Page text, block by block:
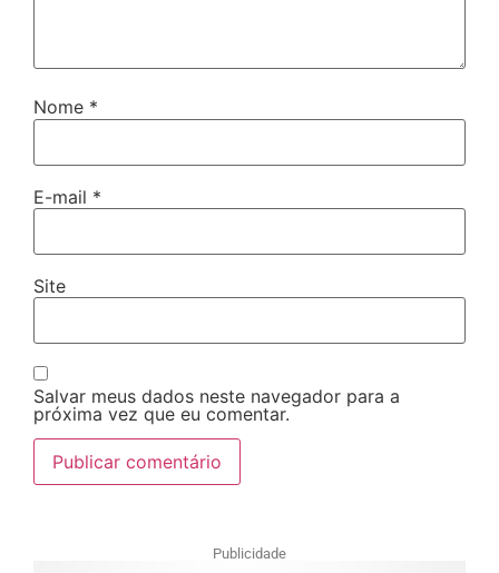
Nome *
E-mail *
Site
Salvar meus dados neste navegador para a
próxima vez que eu comentar.
Publicidade